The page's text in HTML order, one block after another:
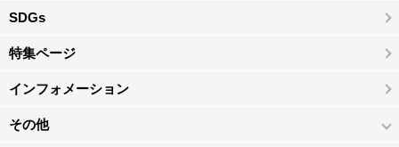
SDGs
特集ページ
インフォメーション
その他